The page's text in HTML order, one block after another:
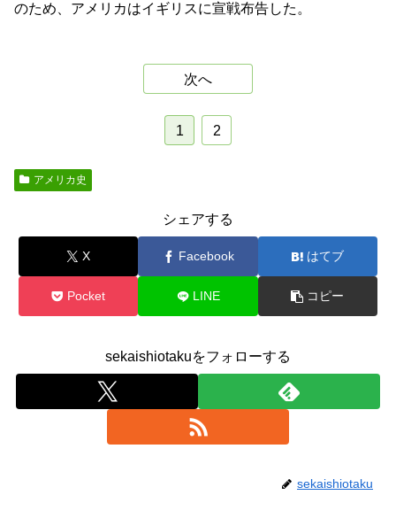
のため、アメリカはイギリスに宣戦布告した。
次へ
1 2
アメリカ史
シェアする
X Facebook はてブ
Pocket LINE コピー
sekaishiotakuをフォローする
sekaishiotaku